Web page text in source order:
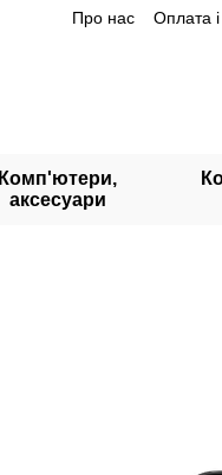
Про нас Оплата
Комп'ютери,
аксесуари